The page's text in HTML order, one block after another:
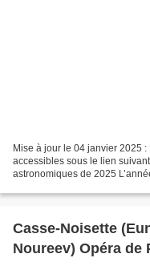
Mise à jour le 04 janvier 2025
accessibles sous le lien
astronomiques de 2025
Casse-Noisette
Noureev) Opéra de